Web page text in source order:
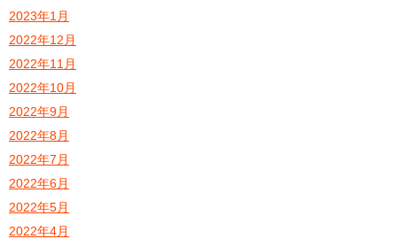
2023年1月
2022年12月
2022年11月
2022年10月
2022年9月
2022年8月
2022年7月
2022年6月
2022年5月
2022年4月